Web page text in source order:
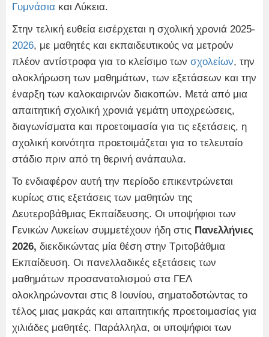
Γυμνάσια και Λύκεια.
Στην τελική ευθεία εισέρχεται η σχολική χρονιά 2025-
2026, με μαθητές και εκπαιδευτικούς να μετρούν
πλέον αντίστροφα για το κλείσιμο των σχολείων, την
ολοκλήρωση των μαθημάτων, των εξετάσεων και την
έναρξη των καλοκαιρινών διακοπών. Μετά από μια
απαιτητική σχολική χρονιά γεμάτη υποχρεώσεις,
διαγωνίσματα και προετοιμασία για τις εξετάσεις, η
σχολική κοινότητα προετοιμάζεται για το τελευταίο
στάδιο πριν από τη θερινή ανάπαυλα.
Το ενδιαφέρον αυτή την περίοδο επικεντρώνεται
κυρίως στις εξετάσεις των μαθητών της
Δευτεροβάθμιας Εκπαίδευσης. Οι υποψήφιοι των
Γενικών Λυκείων συμμετέχουν ήδη στις Πανελλήνιες
2026, διεκδικώντας μία θέση στην Τριτοβάθμια
Εκπαίδευση. Οι πανελλαδικές εξετάσεις των
μαθημάτων προσανατολισμού στα ΓΕΛ
ολοκληρώνονται στις 8 Ιουνίου, σηματοδοτώντας το
τέλος μιας μακράς και απαιτητικής προετοιμασίας για
χιλιάδες μαθητές. Παράλληλα, οι υποψήφιοι των